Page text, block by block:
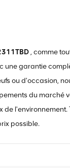
, comme
une garantie
ou d'occasion,
du marché
de l'environnement.
possible.